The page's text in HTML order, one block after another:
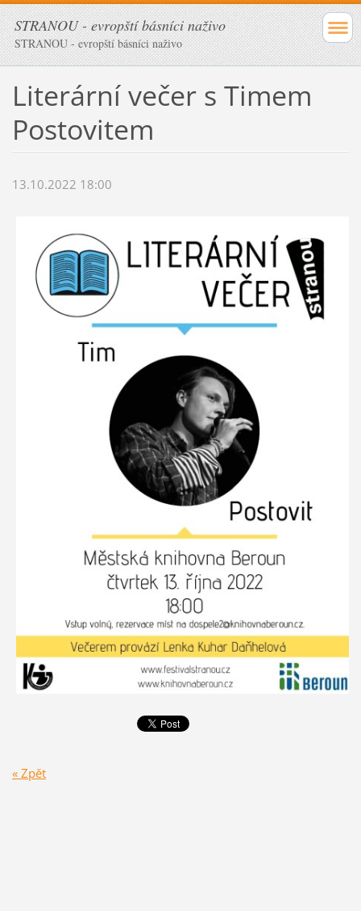
STRANOU - evropští básníci naživo
STRANOU - evropští básníci naživo
Literární večer s Timem
Postovitem
13.10.2022 18:00
« Zpět